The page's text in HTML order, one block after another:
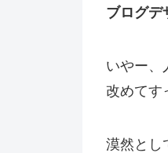
ブログデ
いやー、
改めてす
漠然とし